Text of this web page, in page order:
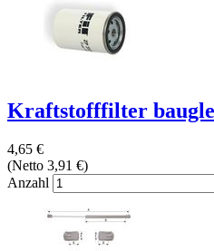
Kraftstofffilter
4,65 €
(Netto 3,91 €)
Anzahl